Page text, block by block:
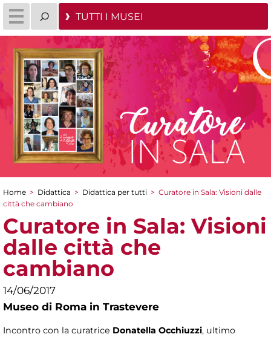
TUTTI I MUSEI
Tu sei qui
Home > Didattica > Didattica per tutti > Curatore in Sala: Visioni dalle
città che cambiano
Curatore in Sala: Visioni
dalle città che
cambiano
14/06/2017
Museo di Roma in Trastevere
Incontro con la curatrice Donatella Occhiuzzi, ultimo